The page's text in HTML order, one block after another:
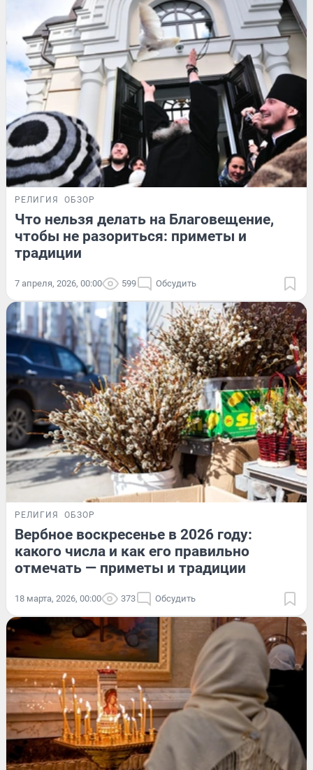
РЕЛИГИЯ ОБЗОР
Что нельзя делать на Благовещение,
чтобы не разориться: приметы и
традиции
7 апреля, 2026, 00:00 599 Обсудить
РЕЛИГИЯ ОБЗОР
Вербное воскресенье в 2026 году:
какого числа и как его правильно
отмечать — приметы и традиции
18 марта, 2026, 00:00 373 Обсудить